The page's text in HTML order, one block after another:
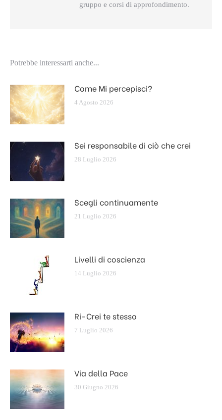
gruppo e corsi di approfondimento.
Potrebbe interessarti anche...
Come Mi percepisci?
4 Agosto 2026
Sei responsabile di ciò che crei
28 Luglio 2026
Scegli continuamente
21 Luglio 2026
Livelli di coscienza
14 Luglio 2026
Ri-Crei te stesso
7 Luglio 2026
Via della Pace
30 Giugno 2026